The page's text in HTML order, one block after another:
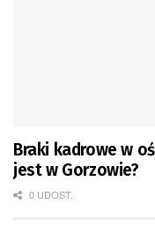
Braki kadrowe w
jest w Gorzowie?
0 UDOST.